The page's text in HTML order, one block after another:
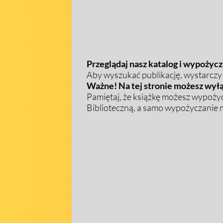
Przeglądaj nasz katalog i
Aby wyszukać publikację,
Ważne! Na tej stronie możesz
Pamiętaj, że książkę możesz
Biblioteczną, a samo wypożyczanie